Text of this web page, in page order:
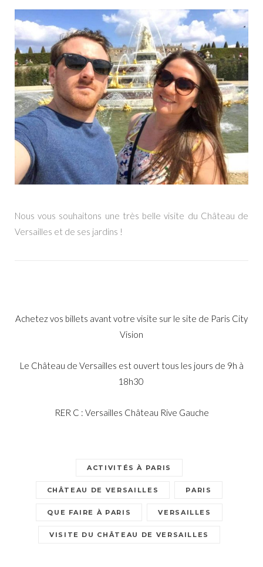
Nous vous souhaitons une très belle visite du Château de
Versailles et de ses jardins !
Achetez vos billets avant votre visite sur le site de Paris City
Vision
Le Château de Versailles est ouvert tous les jours de 9h à
18h30
RER C : Versailles Château Rive Gauche
ACTIVITÉS À PARIS
CHÂTEAU DE VERSAILLES PARIS
QUE FAIRE À PARIS VERSAILLES
VISITE DU CHÂTEAU DE VERSAILLES